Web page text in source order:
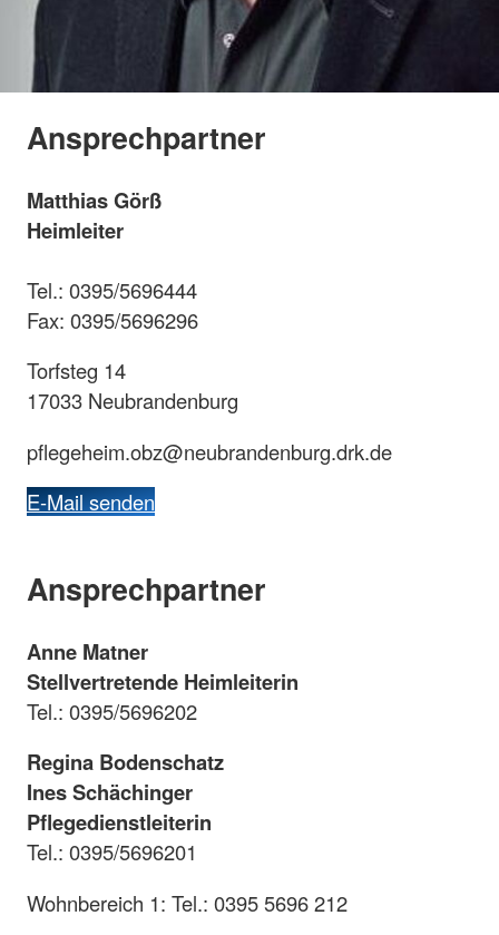
Ansprechpartner
Matthias Görß
Heimleiter
Tel.: 0395/5696444
Fax: 0395/5696296
Torfsteg 14
17033 Neubrandenburg
pflegeheim.obz@neubrandenburg.drk.de
E-Mail senden
Ansprechpartner
Anne Matner
Stellvertretende Heimleiterin
Tel.: 0395/5696202
Regina Bodenschatz
Ines Schächinger
Pflegedienstleiterin
Tel.: 0395/5696201
Wohnbereich 1: Tel.: 0395 5696 212